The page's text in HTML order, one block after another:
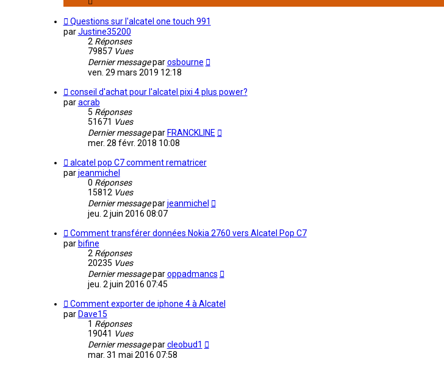
Questions sur l'alcatel one touch 991
parJustine35200
2 Réponses
79857 Vues
Dernier messageparosbourne
ven. 29 mars 2019 12:18
conseil d'achat pour l'alcatel pixi 4 plus power?
paracrab
5 Réponses
51671 Vues
Dernier messagepar FRANCKLINE
mer. 28 févr. 2018 10:08
alcatel pop C7 comment rematricer
parjeanmichel
0 Réponses
15812 Vues
Dernier messageparjeanmichel
jeu. 2 juin 2016 08:07
Comment transférer données Nokia 2760 vers Alcatel Pop C7
par bifine
2 Réponses
20235 Vues
Dernier messageparoppadmancs
jeu. 2 juin 2016 07:45
Comment exporter de iphone 4 à Alcatel
par Dave15
1 Réponses
19041 Vues
Dernier messageparcleobud1
mar. 31 mai 2016 07:58